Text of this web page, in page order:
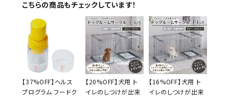
こちらの商品もチェックしています！
【37%OFF】ヘルス
プログラム フードク
【20%OFF】犬用 ト
イレのしつけが出来
【16%OFF】犬用 ト
イレのしつけが出来